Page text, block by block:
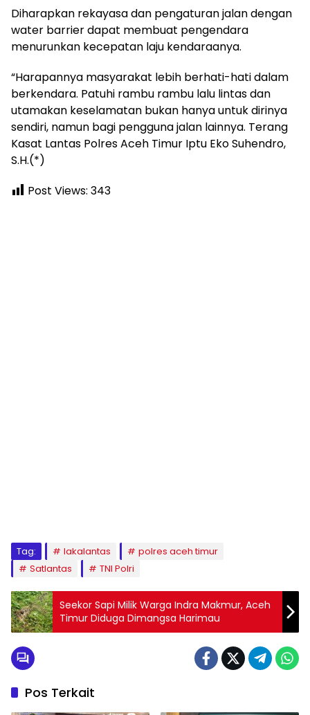
Diharapkan rekayasa dan pengaturan jalan dengan
water barrier dapat membuat pengendara
menurunkan kecepatan laju kendaraanya.
“Harapannya masyarakat lebih berhati-hati dalam
berkendara. Patuhi rambu rambu lalu lintas dan
utamakan keselamatan bukan hanya untuk dirinya
sendiri, namun bagi pengguna jalan lainnya. Terang
Kasat Lantas Polres Aceh Timur Iptu Eko Suhendro,
S.H.(*)
Post Views: 343
Tag: lakalantas
polres aceh timur
Satlantas
TNI Polri
Seekor Sapi Milik Warga Indra Makmur, Aceh
Timur Diduga Dimangsa Harimau
Pos Terkait